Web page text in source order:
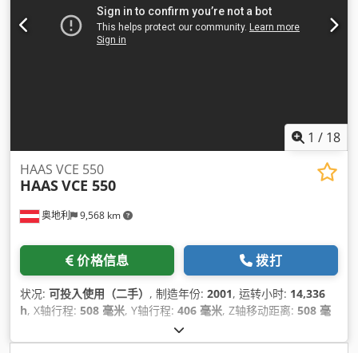
1 / 18
奥地利 9,568 km
HAAS VCE 550
HAASVCE 550
价格信息 拨打
状况: 可投入使用（二手） , 制造年份: 2001, 运转小时: 14,336
h, X轴行程: 508 毫米, Y轴行程: 406 毫米, Z轴移动距离: 508 毫
, 总高度:
1,350 千克, 主轴速度（最大）:10,000 转/分, 主轴电机功率: